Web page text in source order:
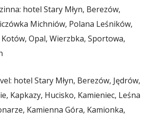
hotel Stary Młyn, Berezów,
Michniów, Polana Leśników,
Opal, Wierzbka, Sportowa,
hotel Stary Młyn, Berezów, Jędrów,
Kapkazy, Hucisko, Kamieniec, Leśna
Kamienna Góra, Kamionka,